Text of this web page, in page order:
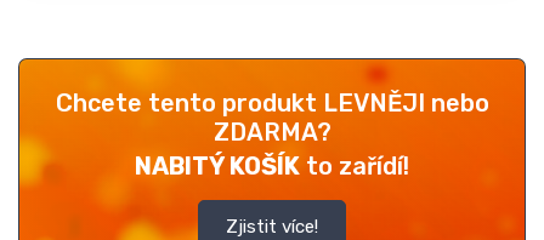
Chcete tento produkt LEVNĚJI nebo
ZDARMA?
NABITÝ KOŠÍK to zařídí!
Zjistit více!